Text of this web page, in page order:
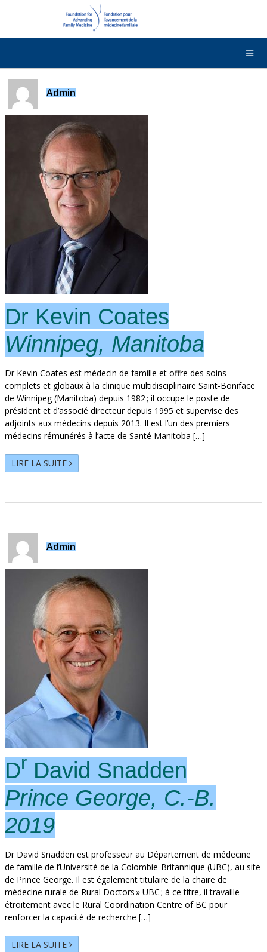
English
Admin
Dr Kevin Coates
Winnipeg, Manitoba
Dr Kevin Coates est médecin de famille et offre des soins
complets et globaux à la clinique multidisciplinaire Saint-Boniface
de Winnipeg (Manitoba) depuis 1982 ; il occupe le poste de
président et d’associé directeur depuis 1995 et supervise des
adjoints aux médecins depuis 2013. Il est l’un des premiers
médecins rémunérés à l’acte de Santé Manitoba […]
LIRE LA SUITE
Admin
Dr David Snadden
Prince George, C.-B.
2019
Dr David Snadden est professeur au Département de médecine
de famille de l’Université de la Colombie-Britannique (UBC), au site
de Prince George. Il est également titulaire de la chaire de
médecine rurale de Rural Doctors » UBC ; à ce titre, il travaille
étroitement avec le Rural Coordination Centre of BC pour
renforcer la capacité de recherche […]
LIRE LA SUITE